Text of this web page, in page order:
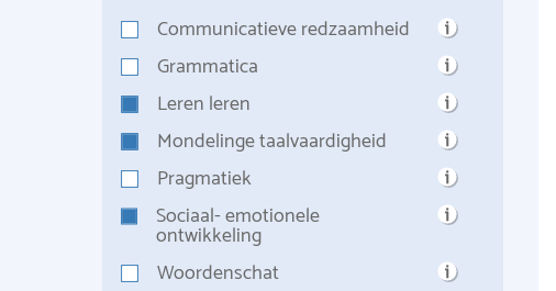
Communicatieve redzaamheid
Grammatica
Leren leren
Mondelinge taalvaardigheid
Pragmatiek
Sociaal- emotionele
ontwikkeling
Woordenschat